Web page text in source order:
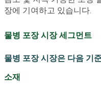
장에 기여하고 있습니다.
물병 포장 시장 세그먼트
물병 포장 시장은 다음 기
소재